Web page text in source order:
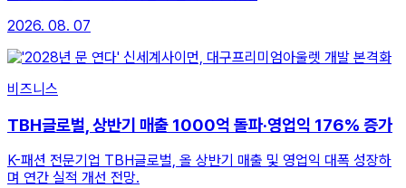
2026. 08. 07
비즈니스
TBH글로벌, 상반기 매출 1000억 돌파·영업익 176% 증가
K-패션 전문기업 TBH글로벌, 올 상반기 매출 및 영업익 대폭 성장하
며 연간 실적 개선 전망.